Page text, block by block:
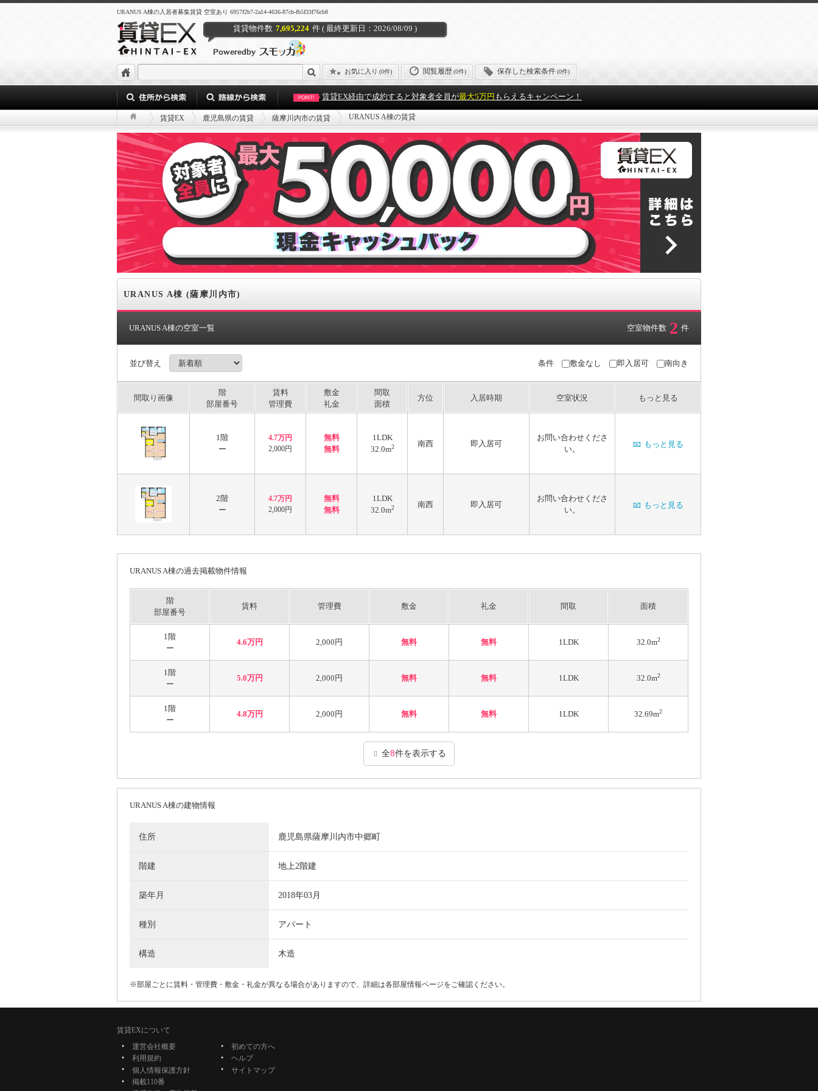
URANUS A棟の入居者募集賃貸 空室あり 6957f2b7-2a14-4636-87cb-fb5f33f76cb8
賃貸物件数 7,695,224 件 ( 最終更新日：2026/08/09 )
お気に入り (0件) 閲覧履歴(0件) 保存した検索条件(0件)
POINT! 賃貸EX経由で成約すると対象者全員が最大5万円 もらえるキャンペーン！
賃貸EX 鹿児島県の賃貸 薩摩川内市の賃貸 URANUS A棟の賃貸
URANUS A棟 (薩摩川内市)
URANUS A棟の空室一覧 空室物件数 2 件
並び替え 条件 敷金なし 即入居可 南向き
間取り画像
階
部屋番号
賃料
管理費
敷金
礼金
間取
面積
方位 入居時期 空室状況 もっと見る
1階
ー
4.7万円
2,000円
無料
無料
1LDK
32.0m2 南西 即入居可
お問い合わせくださ
い。
📧 もっと見る
2階
ー
4.7万円
2,000円
無料
無料
1LDK
32.0m2 南西 即入居可
お問い合わせくださ
い。
📧 もっと見る
URANUS A棟の過去掲載物件情報
階
部屋番号
賃料 管理費 敷金 礼金 間取 面積
1階
ー
4.6万円 2,000円 無料 無料 1LDK 32.0m2
1階
ー
5.0万円 2,000円 無料 無料 1LDK 32.0m2
1階
ー
4.8万円 2,000円 無料 無料 1LDK 32.69m2
全8件を表示する
URANUS A棟の建物情報
住所 鹿児島県薩摩川内市中郷町
階建 地上2階建
築年月 2018年03月
種別 アパート
構造 木造
※部屋ごとに賃料・管理費・敷金・礼金が異なる場合がありますので、詳細は各部屋情報ページをご確認ください。
賃貸EXについて
運営会社概要
利用規約
個人情報保護方針
掲載110番
初めての方へ
ヘルプ
サイトマップ